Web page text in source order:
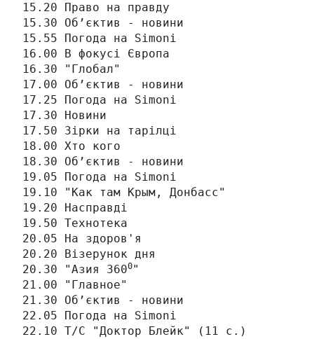
15.20 Право на правду
15.30 Об’єктив - новини
15.55 Погода на Simonі
16.00 В фокусі Європа
16.30 "Глобал"
17.00 Об’єктив - новини
17.25 Погода на Simonі
17.30 Новини
17.50 Зірки на тарілці
18.00 Хто кого
18.30 Об’єктив - новини
19.05 Погода на Simonі
19.10 "Как там Крым, Донбасс"
19.20 Насправді
19.50 Технотека
20.05 На здоров'я
20.20 Візерунок дня
20.30 "Азия 3600"
21.00 "Главное"
21.30 Об’єктив - новини
22.05 Погода на Simonі
22.10 Т/С "Доктор Блейк" (11 с.)